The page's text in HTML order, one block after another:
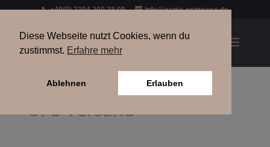
+49(0) 3304 200 38 09 info@xenia-espresso.de
UPS Versand
Diese Webseite nutzt Cookies, wenn du
zustimmst. Erfahre mehr
Ablehnen Erlauben